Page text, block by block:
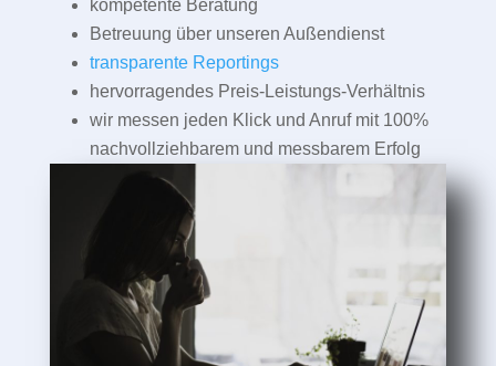
kompetente Beratung
Betreuung über unseren Außendienst
transparente Reportings
hervorragendes Preis-Leistungs-Verhältnis
wir messen jeden Klick und Anruf mit 100%
nachvollziehbarem und messbarem Erfolg